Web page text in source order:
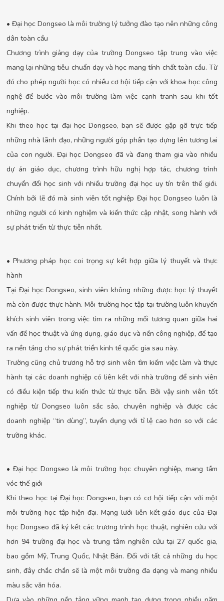
• Đại học Dongseo là môi trường lý tưởng đào tạo nên những công
dân toàn cầu
Chương trình giảng dạy của trường Dongseo tập trung vào việc
mang lại những tiêu chuẩn dạy và học mang tính chất toàn cầu. Từ
đó cho phép người học có nhiều cơ hội tiếp cận với khoa học công
nghệ để bước vào môi trường làm việc cạnh tranh sau khi tốt
nghiệp.
Khi theo học tại đại học Dongseo, bạn sẽ được gặp gỡ trực tiếp
những nhà lãnh đạo, những người góp phần tạo dựng lên tương lai
của con người. Đại học Dongseo đã và đang tham gia vào nhiều
dự án giáo dục, chương trình hữu nghị hợp tác, chương trình
chuyển đổi học sinh với nhiều trường đại học uy tín trên thế giới.
Chính bởi lẽ đó mà sinh viên tốt nghiệp Đại học Dongseo luôn là
những người có kinh nghiệm và kiến thức cập nhật, song hành với
sự phát triển từ thực tiễn nhất.
• Phương pháp học coi trọng sự kết hợp giữa lý thuyết và thực
hành
Tại Đại học Dongseo, sinh viên không những được học lý thuyết
mà còn được thực hành. Môi trường học tập tại trường luôn khuyến
khích sinh viên trong việc tìm ra những mối tương quan giữa hai
vấn đề học thuật và ứng dụng, giáo dục và nền công nghiệp, để tạo
ra nền tảng cho sự phát triển kinh tế quốc gia sau này.
Trường cũng chủ trương hỗ trợ sinh viên tìm kiếm việc làm và thực
hành tại các doanh nghiệp có liên kết với nhà trường để sinh viên
có điều kiện tiếp thu kiến thức từ thực tiễn. Bởi vậy sinh viên tốt
nghiệp từ Dongseo luôn sắc sảo, chuyên nghiệp và được các
doanh nghiệp “tin dùng”, tuyển dụng với tỉ lệ cao hơn so với các
trường khác.
• Đại học Dongseo là môi trường học chuyên nghiệp, mang tầm
vóc thế giới
Khi theo học tại Đại học Dongseo, bạn có cơ hội tiếp cận với một
môi trường học tập hiện đại. Mạng lưới liên kết giáo dục của Đại
học Dongseo đã ký kết các trương trình học thuật, nghiên cứu với
hơn 94 trường đại học và trung tâm nghiên cứu tại 27 quốc gia,
bao gồm Mỹ, Trung Quốc, Nhật Bản. Đối với tất cả những du học
sinh, đây chắc chắn sẽ là một môi trường đa dạng và mang nhiều
màu sắc văn hóa.